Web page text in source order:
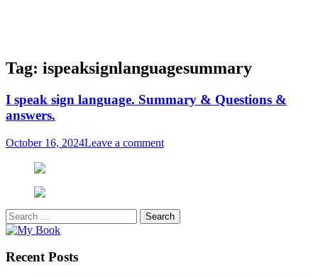
Tag: ispeaksignlanguagesummary
I speak sign language. Summary & Questions &
answers.
October 16, 2024Leave a comment
Search
for:
Recent Posts